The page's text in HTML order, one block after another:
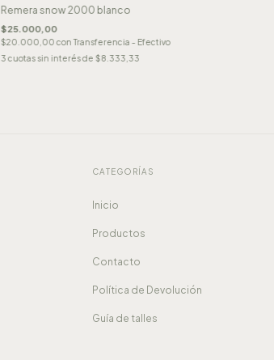
Remera snow 2000 blanco
$25.000,00
$20.000,00con Transferencia - Efectivo
3 cuotas sin interés de $8.333,33
CATEGORÍAS
Inicio
Productos
Contacto
Política de Devolución
Guía de talles